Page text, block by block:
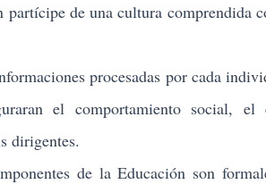
de una cultura comprendida
procesadas por cada
el comportamiento social, el
dirigentes.
de la Educación son